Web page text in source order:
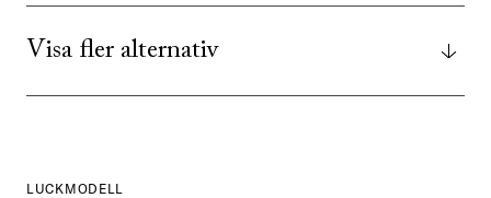
Visa fler alternativ
LUCKMODELL